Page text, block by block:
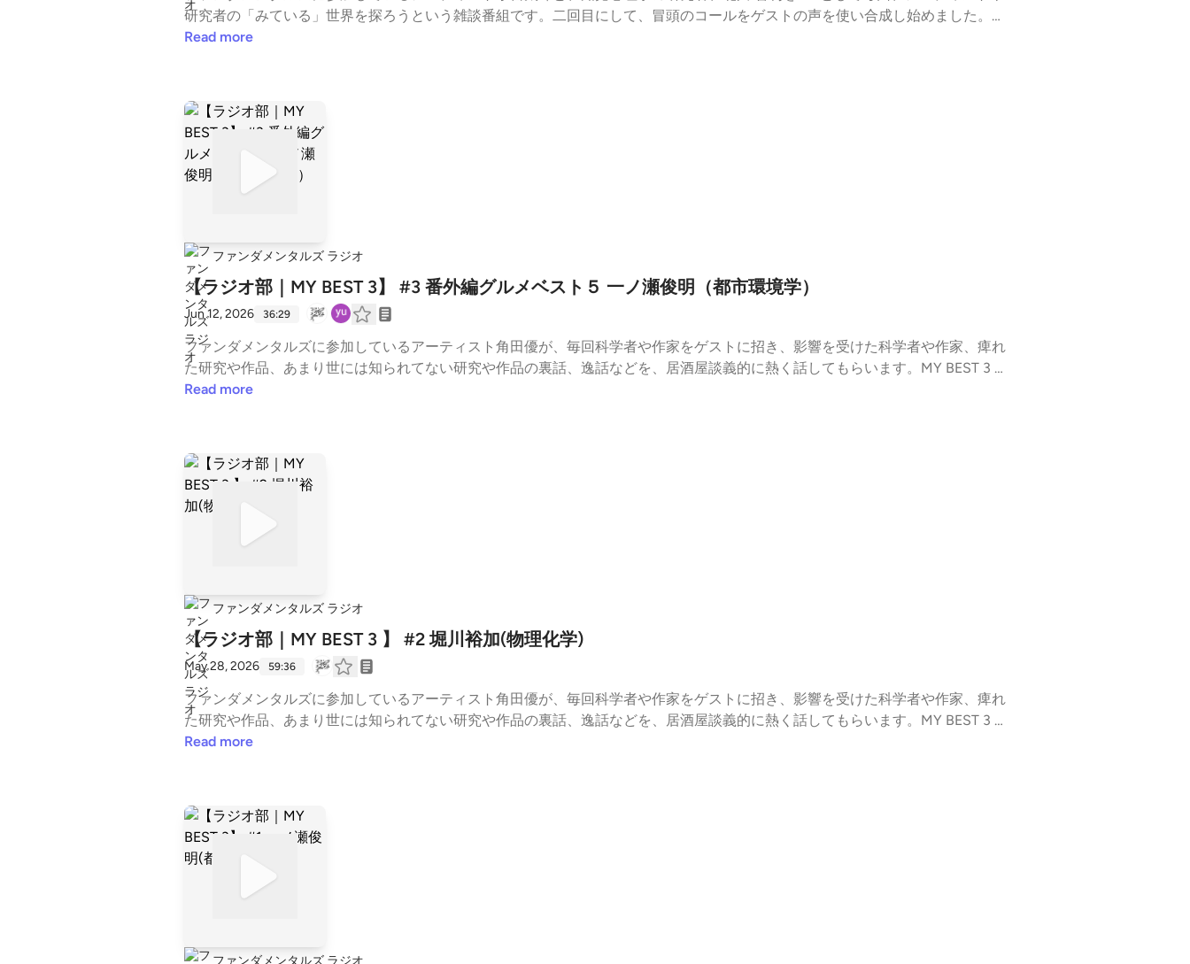
研究者の「みている」世界を探ろうという雑談番組です。二回目にして、冒頭のコールをゲストの声を使い合成し始めました。。
第２回ゲスト： メランカオリ1991年神奈川県出身。2017年東京藝術大学大学院美術研究科先端芸術表現専攻修了。同年より「土
024年「まつとしきかば今はちあわせ」（Syndicate/香川）、2023年「Artist in FAS 2023 入選アーティストによる成果発表展」
（藤沢市アートスペース、神奈川）や「Geist Enclosure」（Studio Ghost、東京）、2021年「紀の国トレイナート2021」（那智
駅、和歌山）、2020年「Video Edition Box」（HIGURE 17-15 cas、東京）、2018年「明け方の計略」（駒込倉庫、東京）などが
ある。----ファンダメンタルズ ラジオについて：科学者とアーティストの長期交流プラットフォーム「ファンダメンタルズ プロ
グラム」の音声配信番組です。番組内では、プログラム参加者による自主企画「ラジオ部」と、運営による公式プログラム「フェ
は、プログラム参加者による自主的な音声企画です。企画・収録・編集は各企画者が行い、ファンダメンタルズ ラジオ内のシリ
ーズとして公開されます。運営は公開作業と最低限の確認を担います。https://fundamentalz.jpお便り：contact@fundamentalz.j
p
Read more
ファンダメンタルズ ラジオ
【ラジオ部｜MY BEST 3】 #3 番外編グルメベスト５ 一ノ瀬俊明（都市環境学）
Jun 12, 2026 36:29
ファンダメンタルズに参加しているアーティスト角田優が、毎回科学者や作家をゲストに招き、影響を受けた科学者や作家、痺れ
た研究や作品、あまり世には知られてない研究や作品の裏話、逸話などを、居酒屋談義的に熱く話してもらいます。MY BEST 3 #
3 番外編グルメ５ 一ノ瀬俊明（都市環境学）〜フィールドワークで世界各地を周りその土地で出会った絶品料理、変わった食文
頂いた料理/場所（料理画像内の番号）🍴１ 肉骨茶（バクテー）/シンガポール(⑦)🍴２ Puto（プト）/フィリピン(⑧)🍴３
ขันโตก（カントーク）/タイ北部(②)🍴４ シャコの唐揚げ/中国深圳(①)、蝉の幼虫の唐揚げ/Nong Inlay(ノング・インレイ)高田
馬場（⑥）、竹虫の唐揚げ/タイ北部チェンライ（１１）🍴５ Pintxos（ピンチョス）/スペイン北部バスク地方（④） ファン
ダメンタルズ ラジオについて：科学者とアーティストの長期交流プラットフォーム「ファンダメンタルズ プログラム」の音声配
信番組です。番組内では、プログラム参加者による自主企画「ラジオ部」と、運営による公式プログラム「フェス」と「バザー
加者による自主的な音声企画です。企画・収録・編集は各企画者が行い、ファンダメンタルズ ラジオ内のシリーズとして公開さ
れます。運営は公開作業と最低限の確認を担います。https://fundamentalz.jpお便り：contact@fundamentalz.jp
Read more
ファンダメンタルズ ラジオ
【ラジオ部｜MY BEST 3 】 #2 堀川裕加(物理化学)
May 28, 2026 59:36
ファンダメンタルズに参加しているアーティスト角田優が、毎回科学者や作家をゲストに招き、影響を受けた科学者や作家、痺れ
た研究や作品、あまり世には知られてない研究や作品の裏話、逸話などを、居酒屋談義的に熱く話してもらいます。MY BEST 3 #
2 堀川裕加(物理化学)〜今回はなんと！堀川さんが現在実験を行われている大型放射光施設SPring8からの中継。可視化ユニット
とくしまたかし)BEST2 藤田誠（ふじたまこと）BEST3 アイザック・ニュートン(Isaac Newton, 1642-1727）📕Opticks: or, A T
reatise of the Reflexions, Refractions, Inflexions and Colours of Light / Isaac Newton / 1704→日本語訳📕光学 / 島尾永康訳1983年
岩波文庫フラウンホーファー(Joseph von Fraunhofer, 1787-1826)キルヒホフ(Gustav Robert Kirchhoff , 1824-1887)ブンゼン(Rob
ert Wilhelm Bunsen, 1811-1899) ファンダメンタルズ ラジオについて：科学者とアーティストの長期交流プラットフォーム「ファ
ンダメンタルズ プログラム」の音声配信番組です。番組内では、プログラム参加者による自主企画「ラジオ部」と、運営による
ンタルズ ラジオ部は、プログラム参加者による自主的な音声企画です。企画・収録・編集は各企画者が行い、ファンダメンタル
Read more
ファンダメンタルズ ラジオ